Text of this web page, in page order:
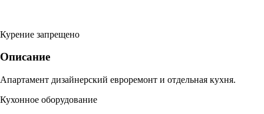
Курение запрещено
Описание
Апартамент дизайнерский евроремонт и отдельная кухня.
Кухонное оборудование